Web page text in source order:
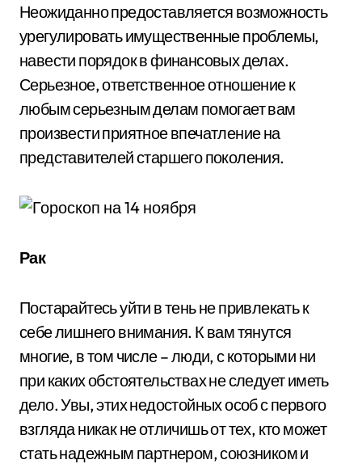
Неожиданно предоставляется возможность
урегулировать имущественные проблемы,
навести порядок в финансовых делах.
Серьезное, ответственное отношение к
любым серьезным делам помогает вам
произвести приятное впечатление на
представителей старшего поколения.
Рак
Постарайтесь уйти в тень не привлекать к
себе лишнего внимания. К вам тянутся
многие, в том числе – люди, с которыми ни
при каких обстоятельствах не следует иметь
дело. Увы, этих недостойных особ с первого
взгляда никак не отличишь от тех, кто может
стать надежным партнером, союзником и